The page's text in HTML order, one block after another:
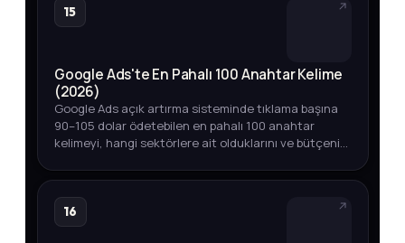
15
Google Ads'te En Pahalı 100 Anahtar Kelime
(2026)
Google Ads açık artırma sisteminde tıklama başına
90–105 dolar ödetebilen en pahalı 100 anahtar
kelimeyi, hangi sektörlere ait olduklarını ve bütçenizi
16